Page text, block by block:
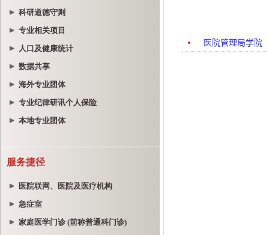
科研道德守则
专业相关项目
人口及健康统计
数据共享
海外专业团体
专业纪律研讯个人保险
本地专业团体
服务捷径
医院联网、医院及医疗机构
急症室
家庭医学门诊 (前称普通科门诊)